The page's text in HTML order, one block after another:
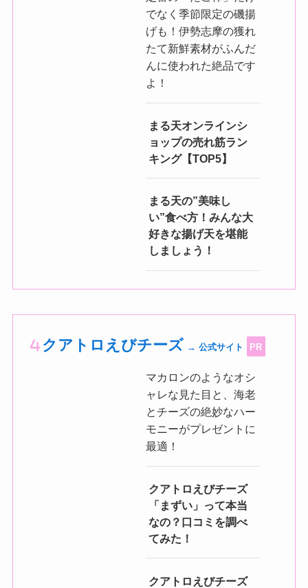
でなく季節限定の磯揚
げも！伊勢志摩の獲れ
たて新鮮素材がふんだ
んに使われた絶品です
よ！
まる天オンラインシ
ョップの売れ筋ラン
キング【TOP5】
まる天の”美味し
い”食べ方！みんな大
好きな揚げ天を堪能
しましょう！
クアトロえびチーズ → 公式サイト PR
マカロンのようなオシ
ャレな見た目と、海老
とチーズの絶妙なハー
モニーがプレゼントに
最適！
クアトロえびチーズ
「まずい」って本当
なの？口コミを調べ
てみた！
クアトロえびチーズ